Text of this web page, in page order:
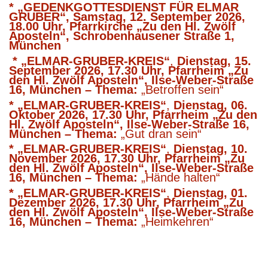
* „GEDENKGOTTESDIENST FÜR ELMAR
GRUBER“, Samstag, 12. September 2026,
18.00 Uhr,Pfarrkirche „Zu den Hl. Zwölf
Aposteln“, Schrobenhausener Straße 1,
München
* „ELMAR-GRUBER-KREIS“, Dienstag, 15.
September 2026, 17.30 Uhr, Pfarrheim „Zu
den Hl. Zwölf Aposteln“, Ilse-Weber-Straße
16, München – Thema: „Betroffen sein“
* „ELMAR-GRUBER-KREIS“, Dienstag, 06.
Oktober 2026, 17.30 Uhr, Pfarrheim „Zu den
Hl. Zwölf Aposteln“, Ilse-Weber-Straße 16,
München – Thema:„Gut dran sein“
* „ELMAR-GRUBER-KREIS“, Dienstag, 10.
November 2026, 17.30 Uhr, Pfarrheim „Zu
den Hl. Zwölf Aposteln“, Ilse-Weber-Straße
16, München – Thema: „Hände halten“
* „ELMAR-GRUBER-KREIS“, Dienstag, 01.
Dezember 2026, 17.30 Uhr, Pfarrheim „Zu
den Hl. Zwölf Aposteln“, Ilse-Weber-Straße
16, München – Thema: „Heimkehren“